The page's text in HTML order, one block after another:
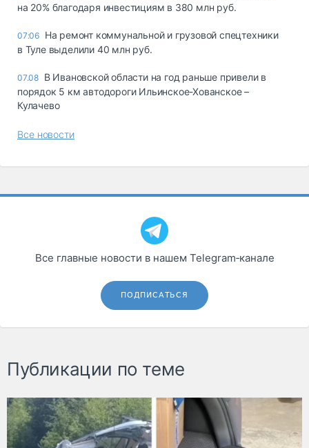
на 20% благодаря инвестициям в 380 млн руб.
07:06 На ремонт коммунальной и грузовой спецтехники
в Туле выделили 40 млн руб.
07.08 В Ивановской области на год раньше привели в
порядок 5 км автодороги Ильинское-Хованское –
Кулачево
Все новости
Все главные новости в нашем Telegram‑канале
ПОДПИСАТЬСЯ
Публикации по теме